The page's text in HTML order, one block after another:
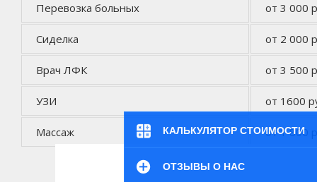
КАЛЬКУЛЯТОР СТОИМОСТИ
ОТЗЫВЫ О НАС
Перевозка больных от 3 000
Сиделка от 2 000
Врач ЛФК от 3 500
УЗИ от 1600
Массаж от 1 800